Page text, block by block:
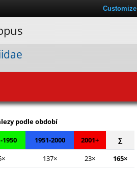
Leaflet|© Seznam.cz a.s. a další
podle období
1950 1951-2000 2001+
∑
137× 23× 165×
Customize